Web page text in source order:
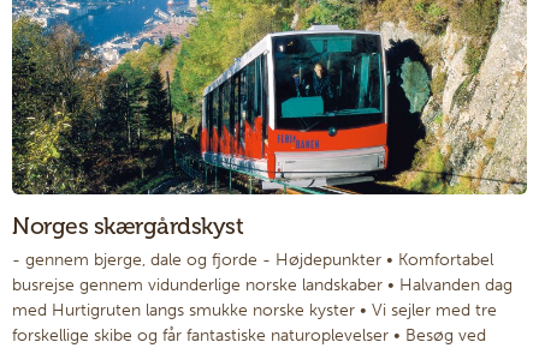
Norges skærgårdskyst
- gennem bjerge, dale og fjorde - Højdepunkter • Komfortabel
busrejse gennem vidunderlige norske landskaber • Halvanden dag
med Hurtigruten langs smukke norske kyster • Vi sejler med tre
forskellige skibe og får fantastiske naturoplevelser • Besøg ved